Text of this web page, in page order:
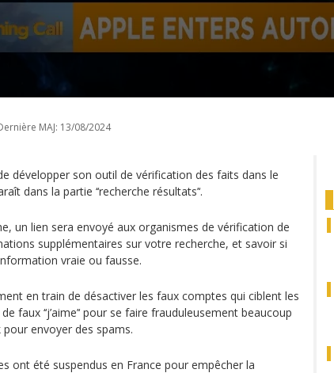
MAJ: 13/08/2024
développer son outil de vérification des faits dans le
dans la partie ‘‘recherche résultats’‘.
un lien sera envoyé aux organismes de vérification de
supplémentaires sur votre recherche, et savoir si
vraie ou fausse.
en train de désactiver les faux comptes qui ciblent les
faux ‘‘j’aime’‘ pour se faire frauduleusement beaucoup
pour envoyer des spams.
ont été suspendus en France pour empêcher la